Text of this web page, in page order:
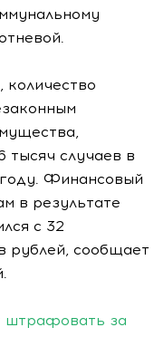
тысяч случаев в
Финансовый
в результате
с 32
рублей, сообщает
штрафовать за